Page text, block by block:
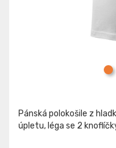
Pánská polokošile z
úpletu, léga se 2